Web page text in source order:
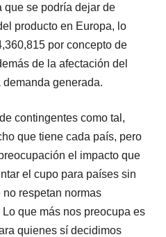
que se podría dejar de
producto en Europa, lo
por concepto de
de la afectación del
generada.
contingentes como tal,
que tiene cada país, pero
el impacto que
el cupo para países sin
respetan normas
que más nos preocupa es
quienes sí decidimos